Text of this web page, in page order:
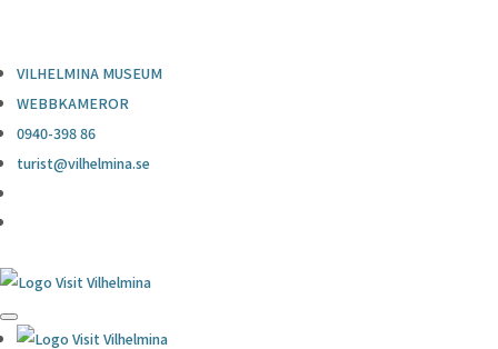
VILHELMINA MUSEUM
WEBBKAMEROR
0940-398 86
turist@vilhelmina.se